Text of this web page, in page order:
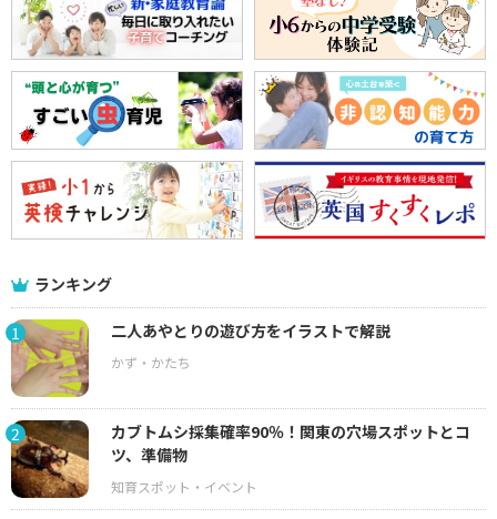
ランキング
1 二人あやとりの遊び方をイラストで解説
2
カブトムシ採集確率90％！関東の穴場スポットとコ
ツ、準備物